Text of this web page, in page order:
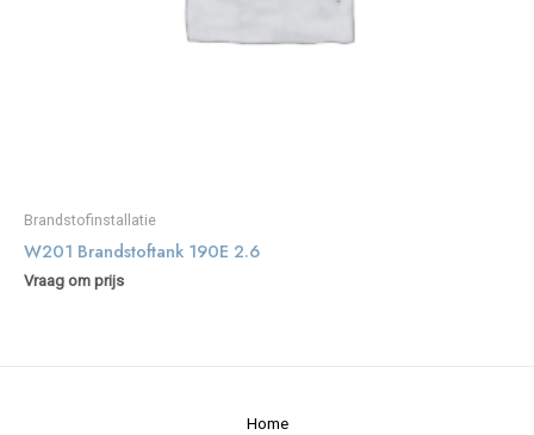
Brandstofinstallatie
W201 Brandstoftank 190E 2.6
Vraag om prijs
Home